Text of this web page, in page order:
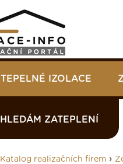
TEPELNÉ IZOLACE
HLEDÁM ZATEPLENÍ
Katalog realizačních firem ›